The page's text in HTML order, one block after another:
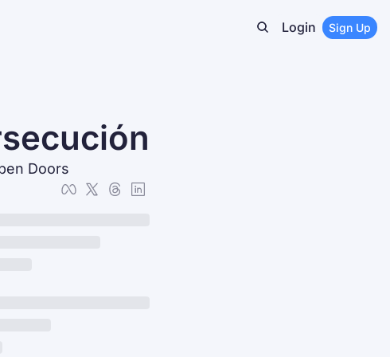
Login Sign Up
Doors